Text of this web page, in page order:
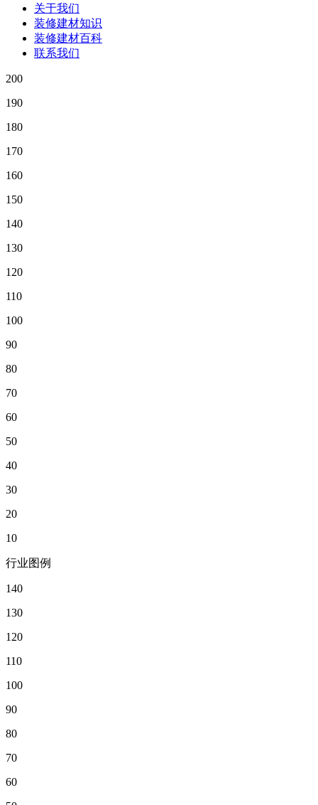
关于我们
装修建材知识
装修建材百科
联系我们
200
190
180
170
160
150
140
130
120
110
100
90
80
70
60
50
40
30
20
10
行业图例
140
130
120
110
100
90
80
70
60